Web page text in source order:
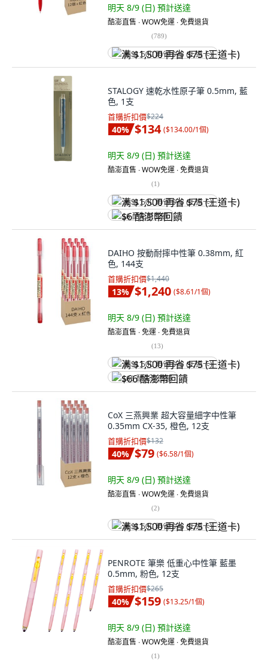
明天 8/9 (日) 預計送達
酷澎直售 ∙ WOW免運 ∙ 免費退貨
(789)
满 $1,500 再省 $75 (王道卡)
STALOGY 速乾水性原子筆 0.5mm, 藍
色, 1支
首購折扣價$224
40% $134 ($134.00/1個)
明天 8/9 (日) 預計送達
酷澎直售 ∙ WOW免運 ∙ 免費退貨
(1)
满 $1,500 再省 $75 (王道卡)
$6 酷澎幣回饋
DAIHO 按動耐摔中性筆 0.38mm, 紅
色, 144支
首購折扣價$1,440
13% $1,240 ($8.61/1個)
明天 8/9 (日) 預計送達
酷澎直售 ∙ 免運 ∙ 免費退貨
(13)
满 $1,500 再省 $75 (王道卡)
$66 酷澎幣回饋
CoX 三燕興業 超大容量細字中性筆
0.35mm CX-35, 橙色, 12支
首購折扣價$132
40% $79 ($6.58/1個)
明天 8/9 (日) 預計送達
酷澎直售 ∙ WOW免運 ∙ 免費退貨
(2)
满 $1,500 再省 $75 (王道卡)
PENROTE 筆樂 低重心中性筆 藍墨
0.5mm, 粉色, 12支
首購折扣價$265
40% $159 ($13.25/1個)
明天 8/9 (日) 預計送達
酷澎直售 ∙ WOW免運 ∙ 免費退貨
(1)